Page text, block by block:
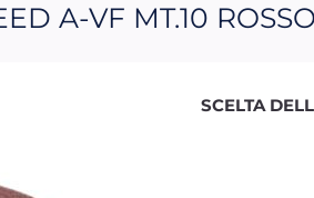
A-VF MT.10
SCELTA